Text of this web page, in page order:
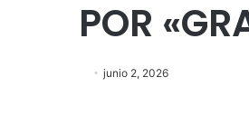
POR
junio 2, 2026